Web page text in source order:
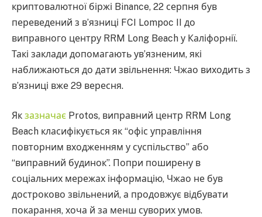
криптовалютної біржі Binance, 22 серпня був
переведений з в’язниці FCI Lompoc II до
виправного центру RRM Long Beach у Каліфорнії.
Такі заклади допомагають ув’язненим, які
наближаються до дати звільнення: Чжао виходить з
в’язниці вже 29 вересня.
Як зазначає Protos, виправний центр RRM Long
Beach класифікується як “офіс управління
повторним входженням у суспільство” або
“виправний будинок”. Попри поширену в
соціальних мережах інформацію, Чжао не був
достроково звільнений, а продовжує відбувати
покарання, хоча й за менш суворих умов.